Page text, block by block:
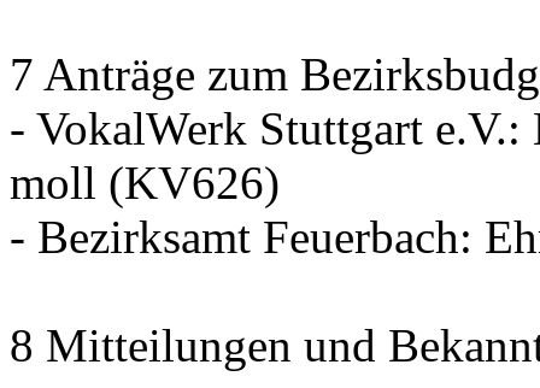
7 Anträge zum
- VokalWerk Stuttgart
moll (KV626)
- Bezirksamt Feuerbach:
8 Mitteilungen und